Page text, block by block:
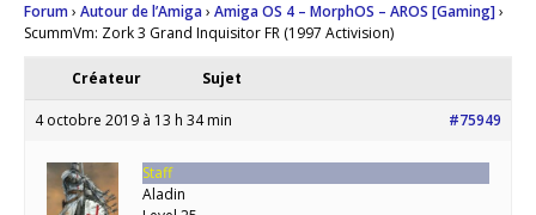
Forum› Autour de l’Amiga› Amiga OS 4 – MorphOS – AROS [Gaming]›
ScummVm: Zork 3 Grand Inquisitor FR (1997 Activision)
Créateur Sujet
4 octobre 2019 à 13 h 34 min #75949
Staff
Aladin